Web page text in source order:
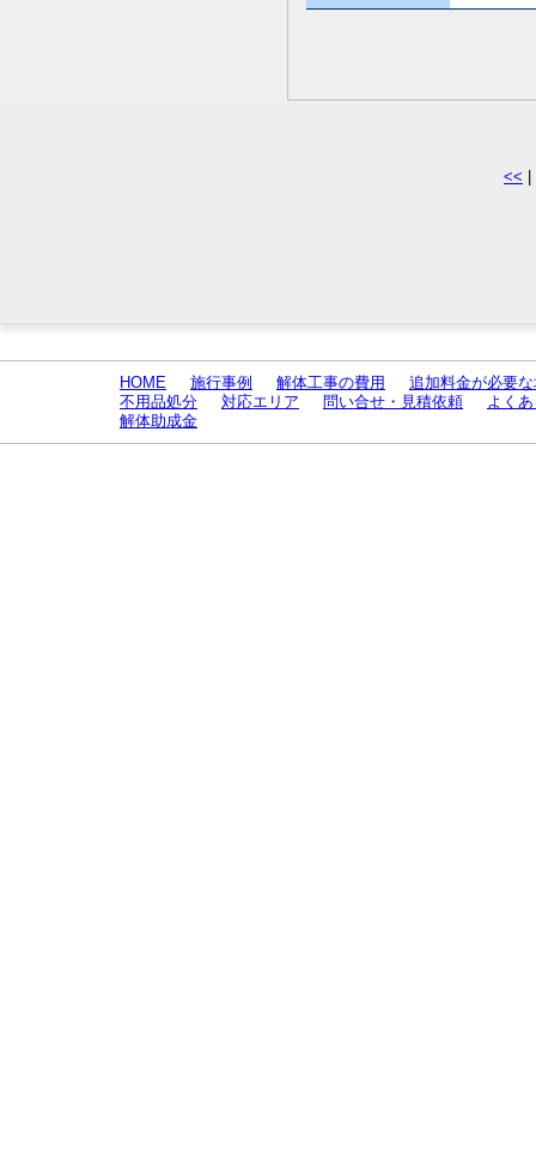
<<
HOME 施行事例 解体工事の費用
追加料金が必要
不用品処分
対応エリア 問い合せ・見積依頼
よく
解体助成金